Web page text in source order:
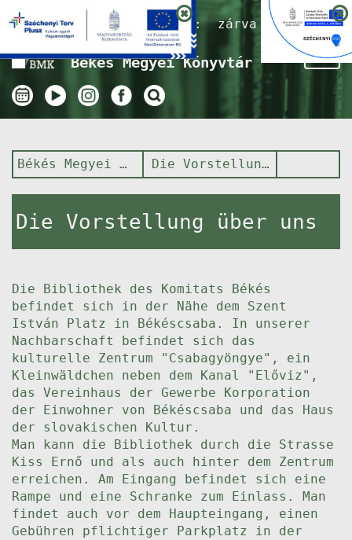
Nyitvatartás ma:zárva
Békés Megyei Könyvtár
Békés Megyei Könyvtár Die Vorstellung über uns
Die Vorstellung über uns
Die Bibliothek des Komitats Békés
befindet sich in der Nähe dem Szent
István Platz in Békéscsaba. In unserer
Nachbarschaft befindet sich das
kulturelle Zentrum "Csabagyöngye", ein
Kleinwäldchen neben dem Kanal "Előviz",
das Vereinhaus der Gewerbe Korporation
der Einwohner von Békéscsaba und das Haus
der slovakischen Kultur.
Man kann die Bibliothek durch die Strasse
Kiss Ernő und als auch hinter dem Zentrum
erreichen. Am Eingang befindet sich eine
Rampe und eine Schranke zum Einlass. Man
findet auch vor dem Haupteingang, einen
Gebühren pflichtiger Parkplatz in der